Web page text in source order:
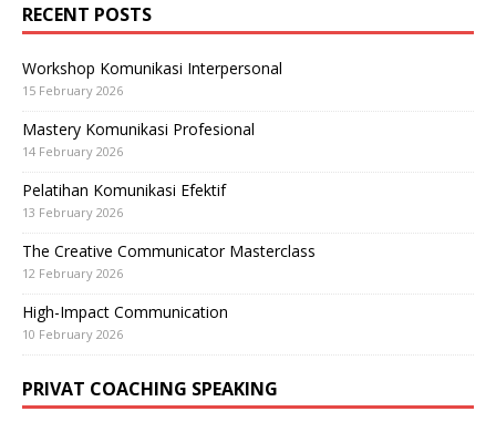
RECENT POSTS
Workshop Komunikasi Interpersonal
15 February 2026
Mastery Komunikasi Profesional
14 February 2026
Pelatihan Komunikasi Efektif
13 February 2026
The Creative Communicator Masterclass
12 February 2026
High-Impact Communication
10 February 2026
PRIVAT COACHING SPEAKING